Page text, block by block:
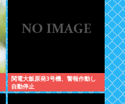
関電大飯原発3号機、警報作動し
自動停止